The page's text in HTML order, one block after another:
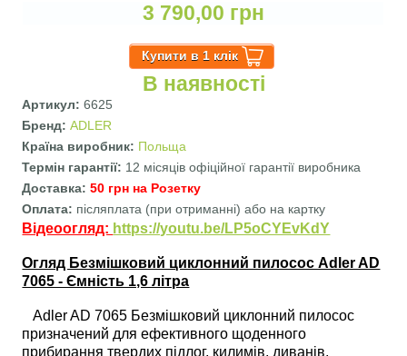
3 790,00 грн
В наявності
Артикул:6625
Бренд:ADLER
Країна виробник: Польща
Термін гарантії: 12 місяців офіційної гарантії виробника
Доставка:50 грн на Розетку
Оплата: післяплата (при отриманні) або на картку
Вертикальні вкладки
Відеоогляд: https://youtu.be/LP5oCYEvKdY
Огляд Безмішковий циклонний пилосос Adler AD
7065 - Ємність 1,6 літра
Adler AD 7065 Безмішковий циклонний пилосос
призначений для ефективного щоденного
прибирання твердих підлог, килимів, диванів,